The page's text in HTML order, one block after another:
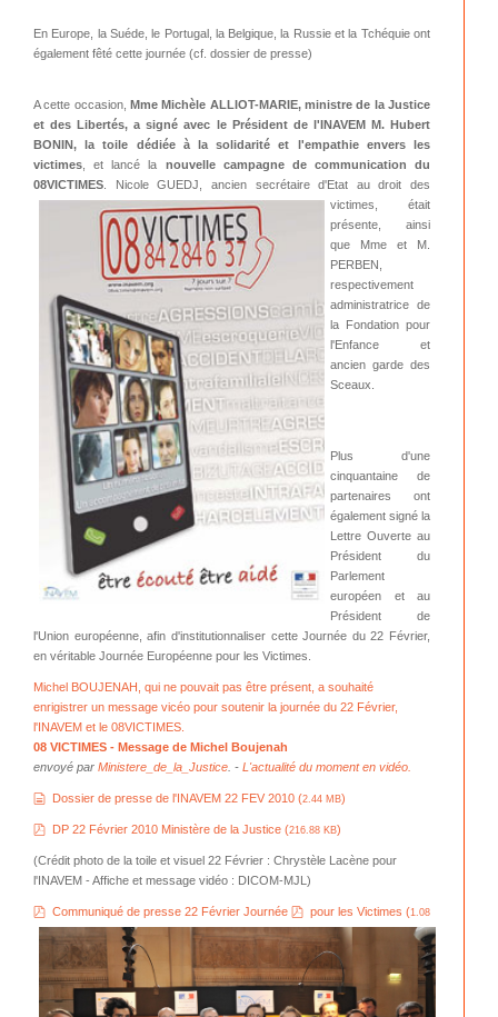
En Europe, la Suéde, le Portugal, la Belgique, la Russie et la Tchéquie ont
également fêté cette journée (cf. dossier de presse)
A cette occasion, Mme Michèle ALLIOT-MARIE, ministre de la Justice
et des Libertés, a signé avec le Président de l'INAVEM M. Hubert
BONIN, la toile dédiée à la solidarité et l'empathie envers les
victimes , et lancé la nouvelle campagne de communication du
08VICTIMES . Nicole GUEDJ, ancien secrétaire d'Etat au droit des
victimes, était
présente, ainsi
que Mme et M.
PERBEN,
respectivement
administratrice de
la Fondation pour
l'Enfance et
ancien garde des
Sceaux.
Plus d'une
cinquantaine de
partenaires ont
également signé la
Lettre Ouverte au
Président du
Parlement
européen et au
Président de
l'Union européenne, afin d'institutionnaliser cette Journée du 22 Février,
en véritable Journée Européenne pour les Victimes.
Michel BOUJENAH, qui ne pouvait pas être présent, a souhaité
enrigistrer un message vicéo pour soutenir la journée du 22 Février,
l'INAVEM et le 08VICTIMES.
08 VICTIMES - Message de Michel Boujenah
envoyé par Ministere_de_la_Justice . - L'actualité du moment en vidéo.
document
Dossier de presse de l'INAVEM 22 FEV 2010 (2.44 MB)
pdf
DP 22 Février 2010 Ministère de la Justice (216.88 KB)
(Crédit photo de la toile et visuel 22 Février : Chrystèle Lacène pour
l'INAVEM - Affiche et message vidéo : DICOM-MJL)
pdf
Communiqué de presse 22 Février Journée pdf
pour les Victimes (1.08